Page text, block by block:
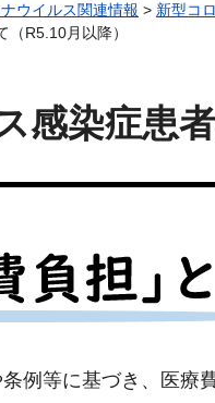
ウイルス関連情報 > 新型コ
R5.10月以降）
感染症患
例等に基づき、医療